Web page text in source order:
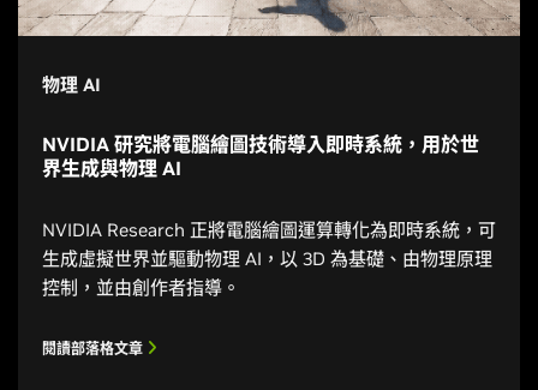
物理 AI
NVIDIA 研究將電腦繪圖技術導入即時系統，用於世
界生成與物理 AI
NVIDIA Research 正將電腦繪圖運算轉化為即時系統，可
生成虛擬世界並驅動物理 AI，以 3D 為基礎、由物理原理
控制，並由創作者指導。
閱讀部落格文章